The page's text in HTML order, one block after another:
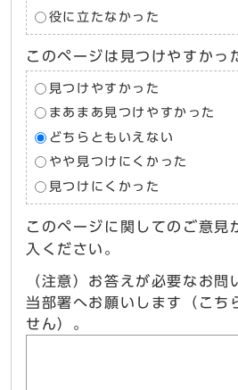
役に立たなかった
このページは見つけやすかっ
見つけやすかった
まあまあ見つけやすかった
どちらともいえない
やや見つけにくかった
見つけにくかった
このページに関してのご意見
入ください。
（注意）お答えが必要なお問
当部署へお願いします（こち
せん）。